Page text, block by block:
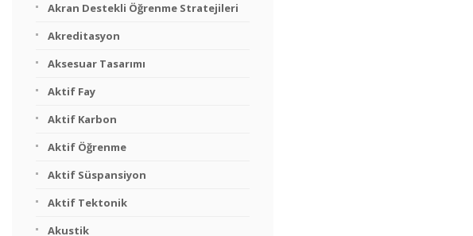
Akran Destekli Öğrenme Stratejileri
Akreditasyon
Aksesuar Tasarımı
Aktif Fay
Aktif Karbon
Aktif Öğrenme
Aktif Süspansiyon
Aktif Tektonik
Akustik